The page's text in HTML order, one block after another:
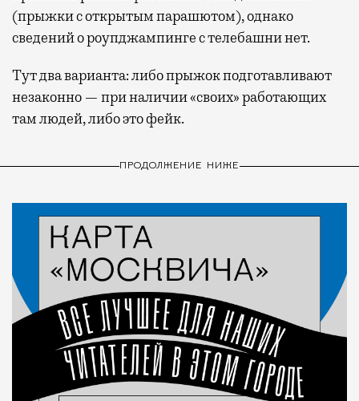
(прыжки с открытым парашютом), однако
сведений о роупджампинге с телебашни нет.
Тут два варианта: либо прыжок подготавливают
незаконно — при наличии «своих» работающих
там людей, либо это фейк.
ПРОДОЛЖЕНИЕ НИЖЕ